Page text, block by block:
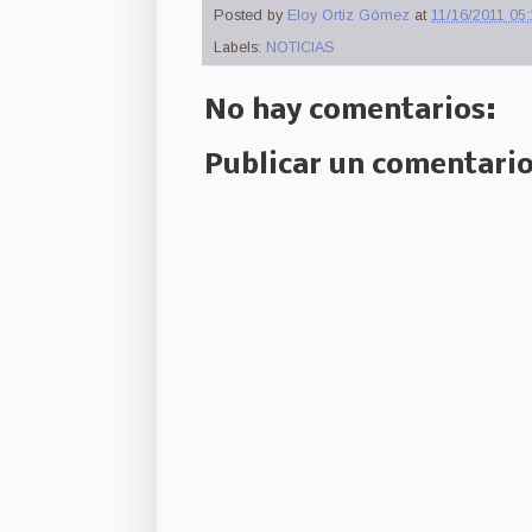
Posted by Eloy Ortiz Gómez at 11/16/2011
Labels: NOTICIAS
No hay comentarios:
Publicar un comentario